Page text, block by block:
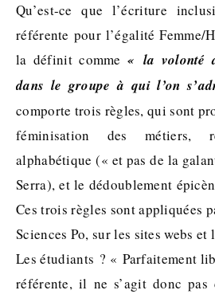
Qu’est-ce que l’écriture
référente pour l’égalité Femme/
la définit comme« la volonté
dans le groupe à qui l’on
comporte trois règles, qui sont
féminisation des métiers,
alphabétique (« et pas de la
Serra), et le dédoublement
Ces trois règles sont appliquées
Sciences Po, sur les sites webs
Les étudiants ? « Parfaitement
référente, il ne s’agit donc